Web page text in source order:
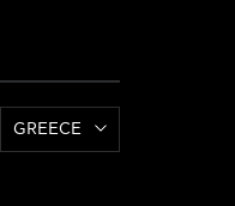
GREECE